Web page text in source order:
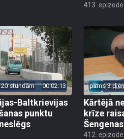
413. epizode
stundām 00:02:13
Baltkrievijas
punktu
pirms 3
Kārtējā
krīze
412. epizode